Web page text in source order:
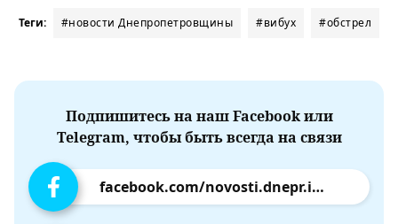
Теги: #новости Днепропетровщины #вибух #обстрел
Подпишитесь на наш Facebook или
Telegram, чтобы быть всегда на связи
facebook.com/novosti.dnepr.info